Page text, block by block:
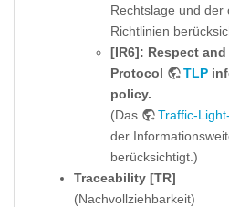
Rechtslage und der
Richtlinien
[IR6]: Respect
Protocol
TLP
policy.
(Das
Traffic-
der
berücksichtigt.)
Traceability [TR]
(Nachvollziehbarkeit)